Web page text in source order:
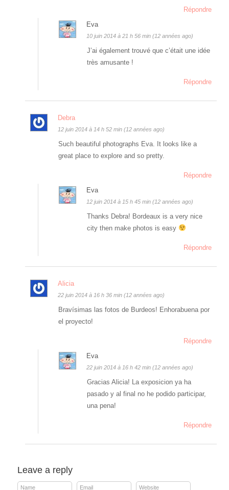
Répondre
Eva
10 juin 2014 à 21 h 56 min (12 années ago)
J’ai également trouvé que c’était une idée
très amusante !
Répondre
Debra
12 juin 2014 à 14 h 52 min (12 années ago)
Such beautiful photographs Eva. It looks like a
great place to explore and so pretty.
Répondre
Eva
12 juin 2014 à 15 h 45 min (12 années ago)
Thanks Debra! Bordeaux is a very nice
city then make photos is easy
Répondre
Alicia
22 juin 2014 à 16 h 36 min (12 années ago)
Bravísimas las fotos de Burdeos! Enhorabuena por
el proyecto!
Répondre
Eva
22 juin 2014 à 16 h 42 min (12 années ago)
Gracias Alicia! La exposicion ya ha
pasado y al final no he podido participar,
una pena!
Répondre
Leave a reply